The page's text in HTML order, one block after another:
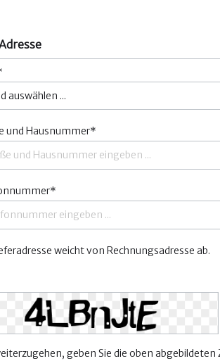
und Hausnummer*
weicht von Rechnungsadresse ab.
geben Sie die oben abgebildeten